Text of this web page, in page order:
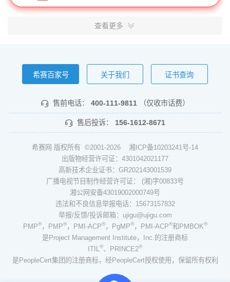
查看更多
希赛百家号 关于我们 证书查询
售前电话： 400-111-9811 （仅收市话费）
售后投诉： 156-1612-8671
希赛网 版权所有 ©2001-2026 湘ICP备10203241号-14
出版物经营许可证：4301042021177
高新技术企业证书：GR202143001539
广播电视节目制作经营许可证： (湘)字00833号
湘公网安备43019002000749号
违法和不良信息举报电话：15673157832
举报/反馈/投诉邮箱：ujigu@ujigu.com
PMP®，PMP®，PMI-ACP®，PgMP®，PMI-ACP®和PMBOK®
是Project Management Institute，Inc.的注册商标
ITIL ®、PRINCE2®
是PeopleCert集团的注册商标，经PeopleCert授权使用，保留所有权利